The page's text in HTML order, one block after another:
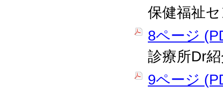
保健福祉
8ページ
診療所Dr
9ページ